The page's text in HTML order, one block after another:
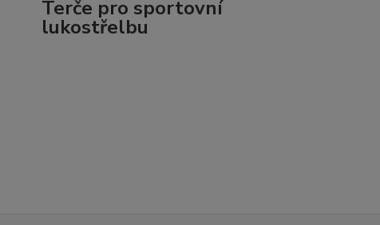
Terče pro sportovní
lukostřelbu